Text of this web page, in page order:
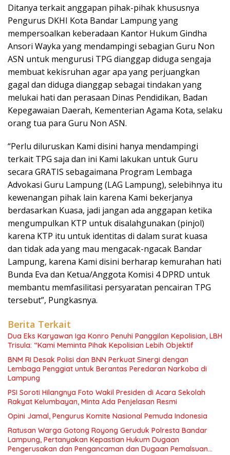
Ditanya terkait anggapan pihak-pihak khususnya
Pengurus DKHI Kota Bandar Lampung yang
mempersoalkan keberadaan Kantor Hukum Gindha
Ansori Wayka yang mendampingi sebagian Guru Non
ASN untuk mengurusi TPG dianggap diduga sengaja
membuat kekisruhan agar apa yang perjuangkan
gagal dan diduga dianggap sebagai tindakan yang
melukai hati dan perasaan Dinas Pendidikan, Badan
Kepegawaian Daerah, Kementerian Agama Kota, selaku
orang tua para Guru Non ASN.
“Perlu diluruskan Kami disini hanya mendampingi
terkait TPG saja dan ini Kami lakukan untuk Guru
secara GRATIS sebagaimana Program Lembaga
Advokasi Guru Lampung (LAG Lampung), selebihnya itu
kewenangan pihak lain karena Kami bekerjanya
berdasarkan Kuasa, jadi jangan ada anggapan ketika
mengumpulkan KTP untuk disalahgunakan (pinjol)
karena KTP itu untuk identitas di dalam surat kuasa
dan tidak ada yang mau mengacak-ngacak Bandar
Lampung, karena Kami disini berharap kemurahan hati
Bunda Eva dan Ketua/Anggota Komisi 4 DPRD untuk
membantu memfasilitasi persyaratan pencairan TPG
tersebut”, Pungkasnya.
Berita Terkait
Dua Eks Karyawan Iga Konro Penuhi Panggilan Kepolisian, LBH
Trisula: “Kami Meminta Pihak Kepolisian Lebih Objektif
BNM RI Desak Polisi dan BNN Perkuat Sinergi dengan
Lembaga Penggiat untuk Berantas Peredaran Narkoba di
Lampung
PSI Soroti Hilangnya Foto Wakil Presiden di Acara Sekolah
Rakyat Kelumbayan, Minta Ada Penjelasan Resmi
Opini Jamal, Pengurus Komite Nasional Pemuda Indonesia
Ratusan Warga Gotong Royong Geruduk Polresta Bandar
Lampung, Pertanyakan Kepastian Hukum Dugaan
Pengerusakan dan Pengancaman dan Dugaan Pemalsuan